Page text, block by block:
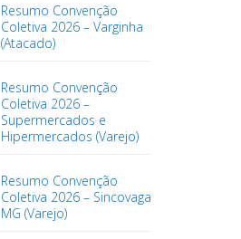
Resumo Convenção
Coletiva 2026 – Varginha
(Atacado)
Resumo Convenção
Coletiva 2026 –
Supermercados e
Hipermercados (Varejo)
Resumo Convenção
Coletiva 2026 – Sincovaga
MG (Varejo)